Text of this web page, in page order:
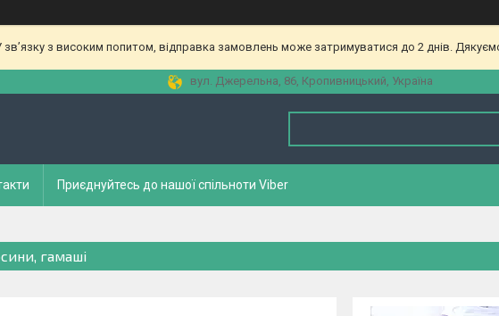
зв’язку з високим попитом, відправка замовлень може затримуватися до 2 днів.
вул. Джерельна, 86, Кропивницький, Україна
Приєднуйтесь до нашої спільноти Viber
гамаші